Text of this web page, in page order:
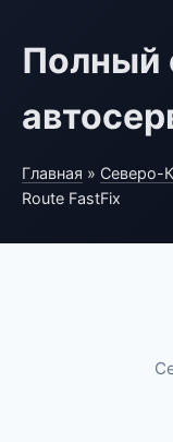
Полный
Главная » Северо-
Route FastFix